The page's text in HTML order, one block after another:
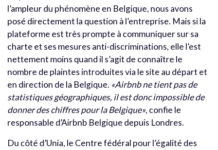
l’ampleur du phénomène en Belgique, nous avons
posé directement la question à l’entreprise. Mais si la
plateforme est très prompte à communiquer sur sa
charte et ses mesures anti-discriminations, elle l’est
nettement moins quand il s’agit de connaître le
nombre de plaintes introduites via le site au départ et
en direction de la Belgique. «Airbnb ne tient pas de
statistiques géographiques, il est donc impossible de
donner des chiffres pour la Belgique», confie le
responsable d’Airbnb Belgique depuis Londres.
Du côté d’Unia, le Centre fédéral pour l’égalité des